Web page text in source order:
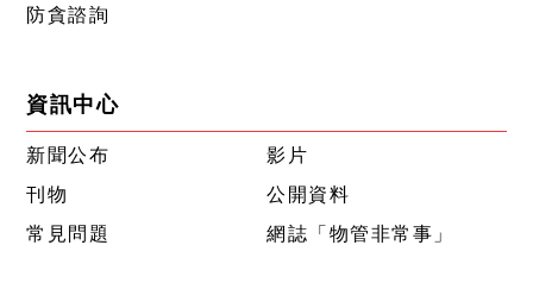
防貪諮詢
資訊中心
新聞公布
影片
刊物
公開資料
常見問題
網誌「物管非常事」